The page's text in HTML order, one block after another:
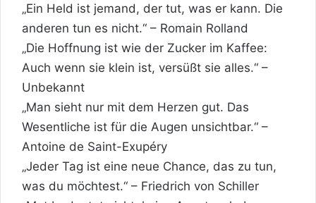
„Ein Held ist jemand, der tut, was er kann. Die
anderen tun es nicht.“ – Romain Rolland
„Die Hoffnung ist wie der Zucker im Kaffee:
Auch wenn sie klein ist, versüßt sie alles.“ –
Unbekannt
„Man sieht nur mit dem Herzen gut. Das
Wesentliche ist für die Augen unsichtbar.“ –
Antoine de Saint-Exupéry
„Jeder Tag ist eine neue Chance, das zu tun,
was du möchtest.“ – Friedrich von Schiller